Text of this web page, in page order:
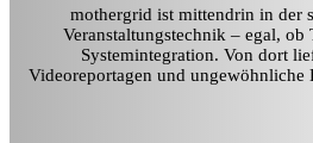
mothergrid ist mittendrin in der
Veranstaltungstechnik – egal, ob
Systemintegration. Von dort
Videoreportagen und